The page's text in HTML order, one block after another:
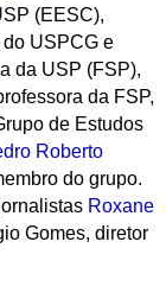
(EESC),
USPCG e
da USP (FSP),
da FSP,
de Estudos
Roberto
do grupo.
Roxane
Gomes, diretor